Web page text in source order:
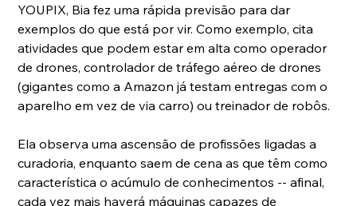
YOUPIX, Bia fez uma rápida previsão para dar
exemplos do que está por vir. Como exemplo, cita
atividades que podem estar em alta como operador
de drones, controlador de tráfego aéreo de drones
(gigantes como a Amazon já testam entregas com o
aparelho em vez de via carro) ou treinador de robôs.
Ela observa uma ascensão de profissões ligadas a
curadoria, enquanto saem de cena as que têm como
característica o acúmulo de conhecimentos -- afinal,
cada vez mais haverá máquinas capazes de